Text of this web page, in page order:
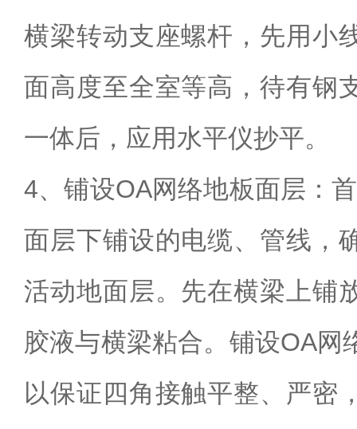
横梁转动支座螺杆，先用小
面高度至全室等高，待有钢
一体后，应用水平仪抄平。
4、铺设OA网络地板面层：
面层下铺设的电缆、管线，
活动地面层。先在横梁上铺
胶液与横梁粘合。铺设OA网
以保证四角接触平整、严密